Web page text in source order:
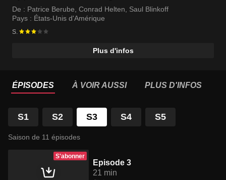
De : Patrice Berube Conrad Helten
Saul Blinkoff
Pays : États-Unis d'Amérique
S.
Plus d'infos
ÉPISODES À VOIR AUSSI PLUS D'INFOS
S1 S2 S3 S4 S5
Saison de 11 épisodes
S'abonner
Episode 3
21 min